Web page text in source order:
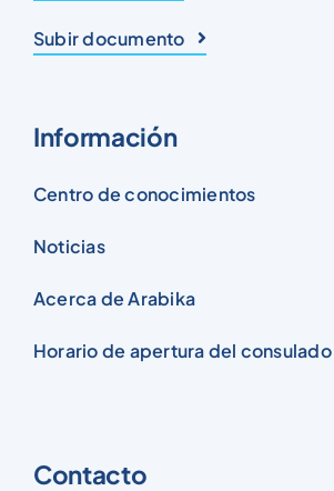
Subir documento
Información
Centro de conocimientos
Noticias
Acerca de Arabika
Horario de apertura del consulado
Contacto